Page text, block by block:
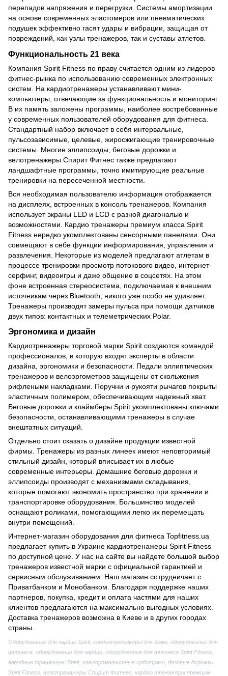
перепадов напряжения и перегрузки. Системы амортизации
на основе современных эластомеров или пневматических
подушек эффективно гасят удары и вибрации, защищая от
повреждений, как узлы тренажеров, так и суставы атлетов.
Функциональность 21 века
Компания Spirit Fitness по праву считается одним из лидеров
фитнес-рынка по использованию современных электронных
систем. На кардиотренажеры устанавливают мини-
компьютеры, отвечающие за функциональность и мониторинг.
В их память заложены программы, наиболее востребованные
у современных пользователей оборудования для фитнеса.
Стандартный набор включает в себя интервальные,
пульсозависимые, целевые, жиросжигающие тренировочные
системы. Многие эллипсоиды, беговые дорожки и
велотренажеры Спирит Фитнес также предлагают
ландшафтные программы, точно имитирующие реальные
тренировки на пересеченной местности.
Вся необходимая пользователю информация отображается
на дисплеях, встроенных в консоль тренажеров. Компания
использует экраны LED и LCD с разной диагональю и
возможностями. Кардио тренажеры премиум класса Spirit
Fitness нередко укомплектованы сенсорными панелями. Они
совмещают в себе функции информирования, управления и
развлечения. Некоторые из моделей предлагают атлетам в
процессе тренировки просмотр потокового видео, интернет-
серфинг, видеоигры и даже общение в соцсетях. На этом
фоне встроенная стереосистема, подключаемая к внешним
источникам через Bluetooth, никого уже особо не удивляет.
Тренажеры производят замеры пульса при помощи датчиков
двух типов: контактных и телеметрических Polar.
Эргономика и дизайн
Кардиотренажеры торговой марки Spirit создаются командой
профессионалов, в которую входят эксперты в области
дизайна, эргономики и безопасности. Педали эллиптических
тренажеров и велоэргометров защищены от скольжения
рифлеными накладками. Поручни и рукояти рычагов покрыты
эластичным полимером, обеспечивающим надежный хват.
Беговые дорожки и клаймберы Spirit укомплектованы ключами
безопасности, останавливающими тренажеры в случае
внештатных ситуаций.
Отдельно стоит сказать о дизайне продукции известной
фирмы. Тренажеры из разных линеек имеют неповторимый
стильный дизайн, который вписывает их в любые
современные интерьеры. Домашние беговые дорожки и
эллипсоиды производят с механизмами складывания,
которые помогают экономить пространство при хранении и
транспортировке оборудования. Большинство моделей
оснащают роликами, помогающими легко их перемещать
внутри помещений.
Интернет-магазин оборудования для фитнеса Topfitness.ua
предлагает купить в Украине кардиотренажеры Spirit Fitness
по доступной цене. У нас на сайте вы найдете большой выбор
тренажеров известной марки с официальной гарантией и
сервисным обслуживанием. Наш магазин сотрудничает с
Приватбанком и Монобанком. Благодаря поддержке наших
партнеров, покупка, кредит и оплата частями для наших
клиентов предлагаются на максимально выгодных условиях.
Доставка тренажеров возможна в Киеве и в других городах
страны.
Оборудование для кардио Spirit, кардиотренажеры для дома, оборудование для
фитнеса. оборудование для кардио, оборудование для фитнеса Spirit Fitness,
аэробные тренажеры Spirit, электромагнитные орбитреки, беговые дорожки
Spirit Fitness, велотренажеры Спирит Фитнес, кардио тренажеры премиум